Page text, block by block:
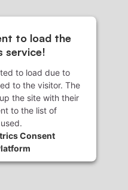
to load the
service!
to load due to
to the visitor. The
the site with their
to the list of
Consent